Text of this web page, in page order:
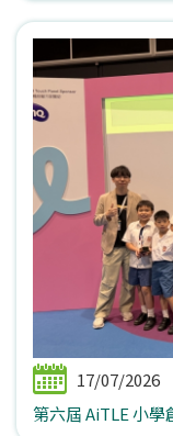
17/07/2026
第六屆 AiTLE 小學